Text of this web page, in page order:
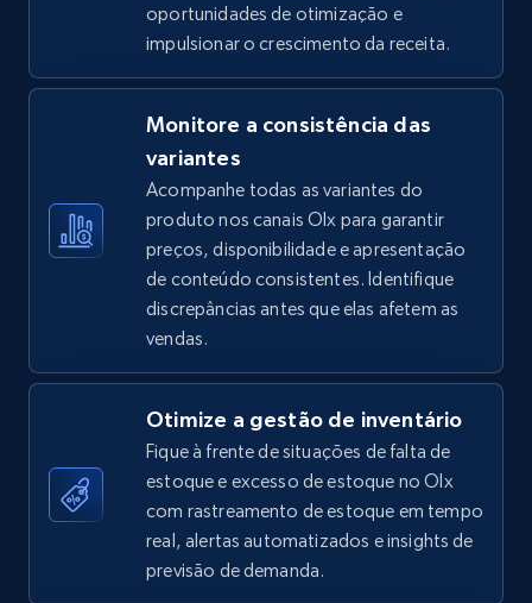
TikTok Shop - category
URL, Title, Available, Description, Currency, Initial
5.4K+ 668+ Comece agora
by keywords search
URL, Title, Available, Description, Currency, Initial
price, Final price, Discount percent, and more.
5.4K+ 668+ Comece agora
oportunidades de otimização e
impulsionar o crescimento da receita.
Monitore a consistência das
variantes
Acompanhe todas as variantes do
produto nos canais Olx para garantir
preços, disponibilidade e apresentação
de conteúdo consistentes. Identifique
discrepâncias antes que elas afetem as
vendas.
Otimize a gestão de inventário
Fique à frente de situações de falta de
estoque e excesso de estoque no Olx
com rastreamento de estoque em tempo
real, alertas automatizados e insights de
previsão de demanda.